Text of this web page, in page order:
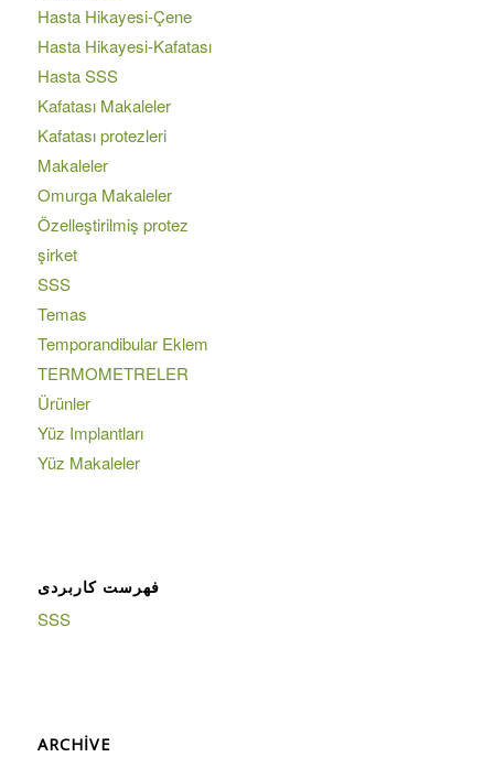
Hasta Hikayesi-Çene
Hasta Hikayesi-Kafatası
Hasta SSS
Kafatası Makaleler
Kafatası protezleri
Makaleler
Omurga Makaleler
Özelleştirilmiş protez
şirket
SSS
Temas
Temporandibular Eklem
TERMOMETRELER
Ürünler
Yüz Implantları
Yüz Makaleler
فهرست کاربردی
SSS
ARCHIVE